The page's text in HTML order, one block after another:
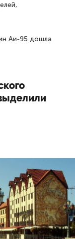
Аи-95 дошла